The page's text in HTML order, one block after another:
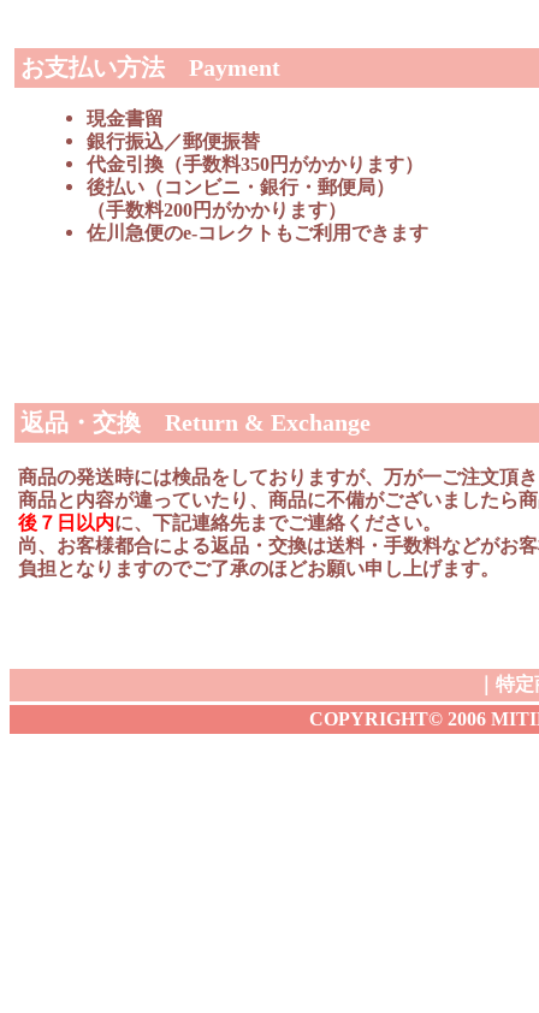
お支払い方法 Payment
現金書留
銀行振込／郵便振替
代金引換（手数料350円がかかります）
後払い（コンビニ・銀行・郵便局）
（手数料200円がかかります）
佐川急便のe-コレクトもご利用できます
返品・交換 Return & Exchange
商品の発送時には検品をしておりますが、万が一ご注文頂
商品と内容が違っていたり、商品に不備がございましたら
後７日以内に、下記連絡先までご連絡ください。
尚、お客様都合による返品・交換は送料・手数料などがお
負担となりますのでご了承のほどお願い申し上げます。
特定
COPYRIGHT© 2006